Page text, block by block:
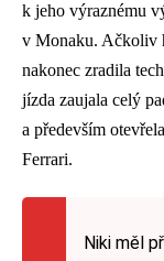
k jeho výraznému
v Monaku. Ačkoliv
nakonec zradila
jízda zaujala celý
a především
Ferrari.
Niki měl